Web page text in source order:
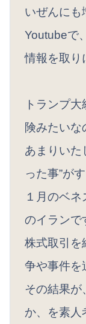
いぜんにも
Youtubeで
情報を取り
トランプ
険みたいな
あまりいた
った事”が
１月のベ
のイランで
株式取引を
争や事件を
その結果が
か、を素人